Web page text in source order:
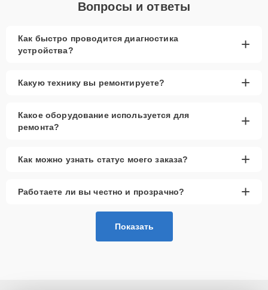
Вопросы и ответы
Как быстро проводится диагностика
устройства?
+
Какую технику вы ремонтируете? +
Какое оборудование используется для
ремонта?
+
Как можно узнать статус моего заказа? +
Работаете ли вы честно и прозрачно? +
Показать